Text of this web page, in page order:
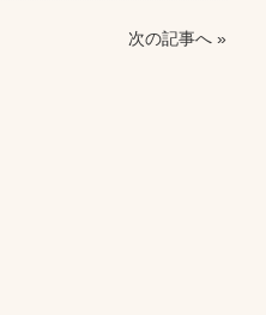
次の記事へ »